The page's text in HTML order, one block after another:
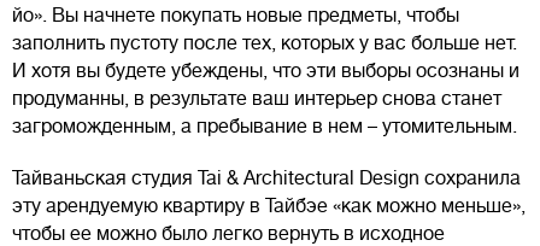
йо». Вы начнете покупать новые предметы, чтобы
заполнить пустоту после тех, которых у вас больше нет.
И хотя вы будете убеждены, что эти выборы осознаны и
продуманны, в результате ваш интерьер снова станет
загроможденным, а пребывание в нем – утомительным.
Тайваньская студия Tai & Architectural Design сохранила
эту арендуемую квартиру в Тайбэе «как можно меньше»,
чтобы ее можно было легко вернуть в исходное